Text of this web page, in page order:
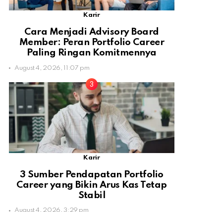
Karir
Cara Menjadi Advisory Board
Member: Peran Portfolio Career
Paling Ringan Komitmennya
August 4, 2026, 11:07 pm
Karir
3 Sumber Pendapatan Portfolio
Career yang Bikin Arus Kas Tetap
Stabil
August 4, 2026, 3:29 pm